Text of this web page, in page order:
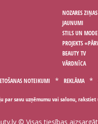
NOZARES ZIŅAS
JAUNUMI
STILS UN MODE
PROJEKTS
BEAUTY TV
VĀRDNĪCA
NOTEIKUMI REKLĀMA
par savu uzņēmumu vai salonu, rakstiet
© Visas tiesības